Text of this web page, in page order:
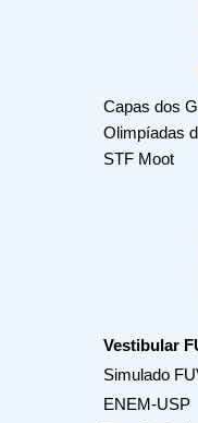
Capas dos
Olimpíadas
STF Moot
Vestibular
Simulado
ENEM-USP